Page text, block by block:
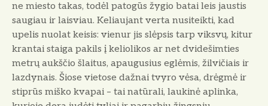
ne miesto takas, todėl patogūs žygio batai leis jaustis
saugiau ir laisviau. Keliaujant verta nusiteikti, kad
upelis nuolat keisis: vienur jis slėpsis tarp viksvų, kitur
krantai staiga pakils į keliolikos ar net dvidešimties
metrų aukščio šlaitus, apaugusius eglėmis, žilvičiais ir
lazdynais. Šiose vietose dažnai tvyro vėsa, drėgmė ir
stiprūs miško kvapai – tai natūrali, laukinė aplinka,